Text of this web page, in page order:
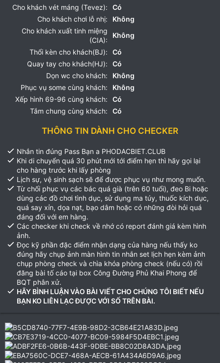
Cho khách vét máng (Tevez):
Có
Cho khách chơi lỗ nhị:
Không
Cho khách xuất tinh miệng
(CIA):
Không
Thổi kèn cho khách(BJ):
Có
Quay tay cho khách(HJ):
Có
Dọn wc cho khách:
Không
Phục vụ some cùng khách:
Không
Xếp hình 69-96 cùng khách:
Có
Tắm chung cùng khách:
Có
THÔNG TIN DÀNH CHO CHECKER
Nhắn tin đúng Pass Bạn a PHODACBIET.CLUB
Khi di chuyển quá 30 phút mới tới điểm hẹn thì hãy gọi lại
cho hàng trước khi lấy phòng
Lịch sự, vệ sinh sạch sẽ để được phục vụ như mong muốn.
Từ chối phục vụ các bác quá già (trên 60 tuổi), đeo Bi hoặc
dùng các đồ chơi tình dục, sử dụng ma túy, thuốc kích dục,
quá say xỉn, dọa nạt, bạo dâm hoặc có những đòi hỏi quá
đáng đối với em hàng.
Các checker khi check về nhớ có report đánh giá kèm hình
ảnh.
Đọc kỹ phần đặc điểm nhận dạng của hàng nếu thấy ko
đúng hãy chụp ảnh màn hình tin nhắn set lịch hẹn kèm ảnh
chụp phòng check và chìa khóa phòng check (nếu có) rồi
đăng bài tố cáo tại box Công Đường Phủ Khai Phong để
BQT phân xử.
HÃY BÌNH LUẬN VÀO BÀI VIẾT CHO CHÚNG TÔI BIẾT NẾU
BẠN KO LIÊN LẠC ĐƯỢC VỚI SỐ TRÊN BÀI.